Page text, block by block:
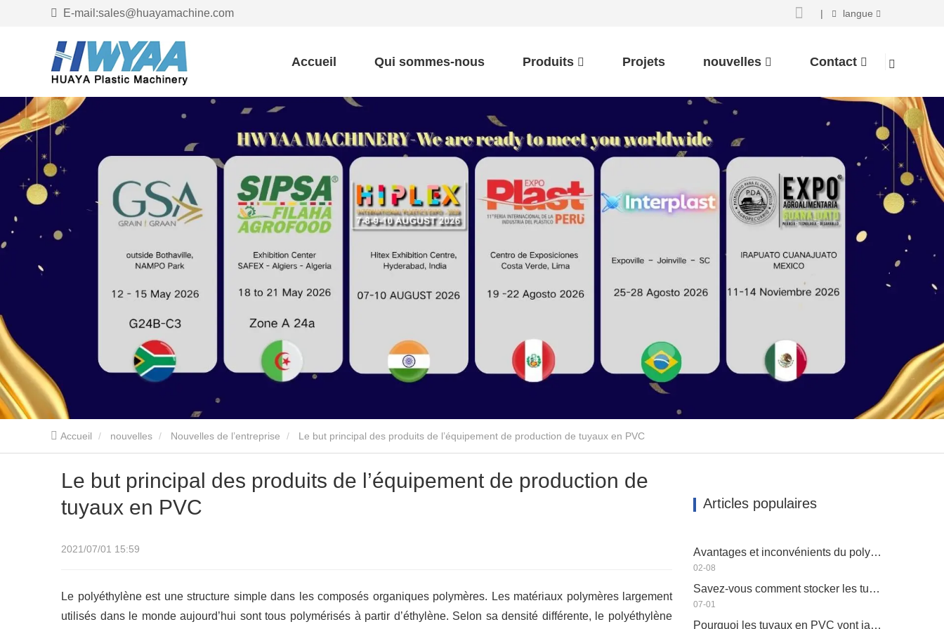
E-mail:sales@huayamachine.com | langue
Accueil Qui sommes-nous Produits Projets nouvelles Contact
Accueil nouvelles Nouvelles de l’entreprise Le but principal des produits de l’équipement de production de tuyaux en PVC
Le but principal des produits de l’équipement de production de
tuyaux en PVC
2021/07/01 15:59
Le polyéthylène est une structure simple dans les composés organiques polymères. Les matériaux polymères largement
utilisés dans le monde aujourd’hui sont tous polymérisés à partir d’éthylène. Selon sa densité différente, le polyéthylène
Articles populaires
Avantages et inconvénients du polyéthylène HAUTE DENSITÉ PEHD
02-08
Savez-vous comment stocker les tuyaux en plastique?
07-01
Pourquoi les tuyaux en PVC vont jaunir